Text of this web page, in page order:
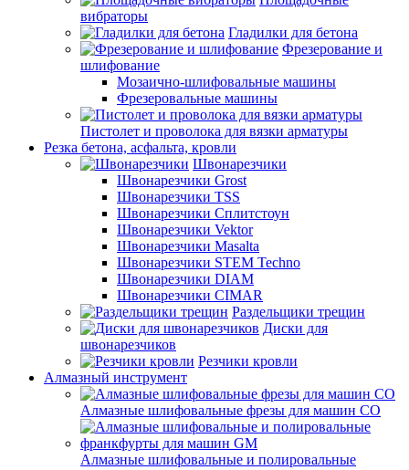
вибраторы
Гладилки для бетона
Фрезерование и
шлифование
Мозаично-шлифовальные машины
Фрезеровальные машины
Пистолет и проволока для вязки арматуры
Резка бетона, асфальта, кровли
Швонарезчики
Швонарезчики Grost
Швонарезчики TSS
Швонарезчики Сплитстоун
Швонарезчики Vektor
Швонарезчики Masalta
Швонарезчики STEM Techno
Швонарезчики DIAM
Швонарезчики CIMAR
Раздельщики трещин
Диски для
швонарезчиков
Резчики кровли
Алмазный инструмент
Алмазные шлифовальные фрезы для машин СО
Алмазные шлифовальные и полировальные